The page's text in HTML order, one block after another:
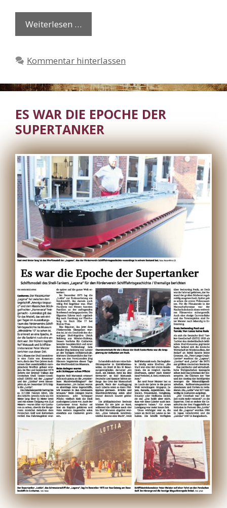
Weiterlesen …
Kommentar hinterlassen
ES WAR DIE EPOCHE DER
SUPERTANKER